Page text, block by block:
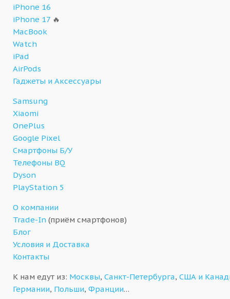
iPhone 16
iPhone 17 🔥
MacBook
Watch
iPad
AirPods
Гаджеты и Аксессуары
Samsung
Xiaomi
OnePlus
Google Pixel
Смартфоны Б/У
Телефоны BQ
Dyson
PlayStation 5
О компании
Trade-In (приём смартфонов)
Блог
Условия и Доставка
Контакты
К нам едут из: Москвы, Санкт-Петербурга, США и
Германии, Польши, Франции…